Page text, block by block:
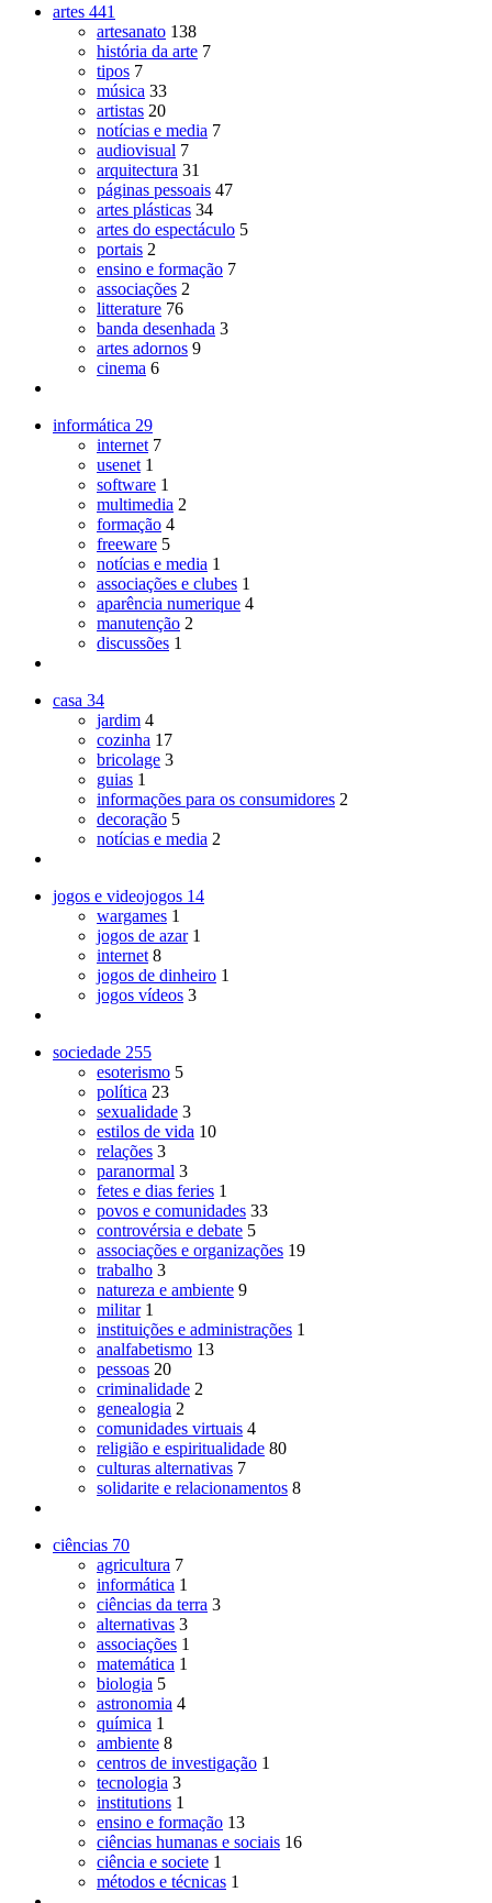
artes 441
artesanato 138
história da arte 7
tipos 7
música 33
artistas 20
notícias e media 7
audiovisual 7
arquitectura 31
páginas pessoais 47
artes plásticas 34
artes do espectáculo 5
portais 2
ensino e formação 7
associações 2
litterature 76
banda desenhada 3
artes adornos 9
cinema 6
informática 29
internet 7
usenet 1
software 1
multimedia 2
formação 4
freeware 5
notícias e media 1
associações e clubes 1
aparência numerique 4
manutenção 2
discussões 1
casa 34
jardim 4
cozinha 17
bricolage 3
guias 1
informações para os consumidores 2
decoração 5
notícias e media 2
jogos e videojogos 14
wargames 1
jogos de azar 1
internet 8
jogos de dinheiro 1
jogos vídeos 3
sociedade 255
esoterismo 5
política 23
sexualidade 3
estilos de vida 10
relações 3
paranormal 3
fetes e dias feries 1
povos e comunidades 33
controvérsia e debate 5
associações e organizações 19
trabalho 3
natureza e ambiente 9
militar 1
instituições e administrações 1
analfabetismo 13
pessoas 20
criminalidade 2
genealogia 2
comunidades virtuais 4
religião e espiritualidade 80
culturas alternativas 7
solidarite e relacionamentos 8
ciências 70
agricultura 7
informática 1
ciências da terra 3
alternativas 3
associações 1
matemática 1
biologia 5
astronomia 4
química 1
ambiente 8
centros de investigação 1
tecnologia 3
institutions 1
ensino e formação 13
ciências humanas e sociais 16
ciência e societe 1
métodos e técnicas 1